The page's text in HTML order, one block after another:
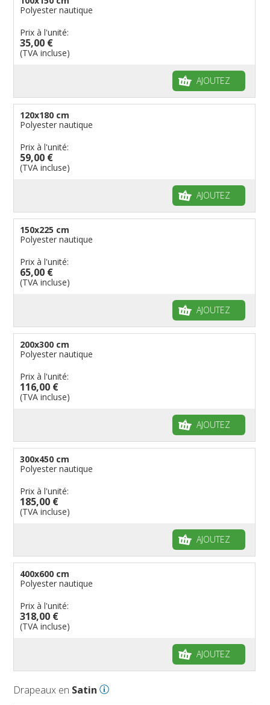
Polyester nautique
Prix à l'unité:
35,00 €
(TVA incluse)
AJOUTEZ
120x180 cm
Polyester nautique
Prix à l'unité:
59,00 €
(TVA incluse)
AJOUTEZ
150x225 cm
Polyester nautique
Prix à l'unité:
65,00 €
(TVA incluse)
AJOUTEZ
200x300 cm
Polyester nautique
Prix à l'unité:
116,00 €
(TVA incluse)
AJOUTEZ
300x450 cm
Polyester nautique
Prix à l'unité:
185,00 €
(TVA incluse)
AJOUTEZ
400x600 cm
Polyester nautique
Prix à l'unité:
318,00 €
(TVA incluse)
AJOUTEZ
Drapeaux en Satin